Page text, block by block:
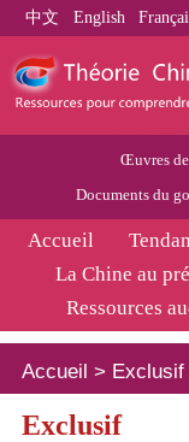
中文 English
Œuvres
Documents du
Accueil
La Chine au
Ressources
Accueil > Exclusif
Exclusif